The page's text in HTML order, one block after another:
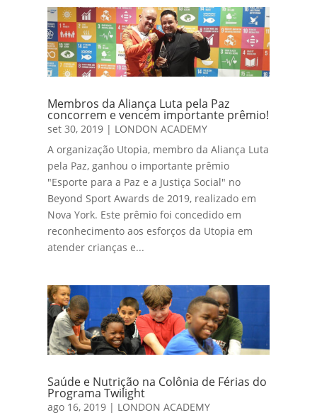
Membros da Aliança Luta pela Paz
concorrem e vencem importante prêmio!
set 30, 2019 | LONDON ACADEMY
A organização Utopia, membro da Aliança Luta
pela Paz, ganhou o importante prêmio
"Esporte para a Paz e a Justiça Social" no
Beyond Sport Awards de 2019, realizado em
Nova York. Este prêmio foi concedido em
reconhecimento aos esforços da Utopia em
atender crianças e...
Saúde e Nutrição na Colônia de Férias do
Programa Twilight
ago 16, 2019 | LONDON ACADEMY